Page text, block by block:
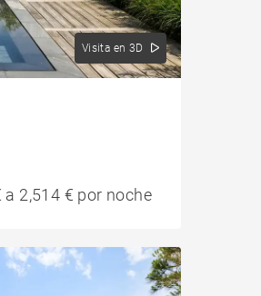
Visita en 3D
a 2,514 € por noche